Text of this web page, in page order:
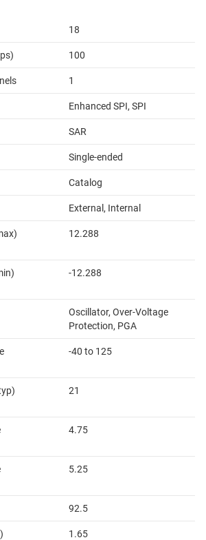
18
100
1
Enhanced SPI, SPI
SAR
Single-ended
Catalog
External, Internal
12.288
-12.288
Oscillator, Over-Voltage
Protection, PGA
-40 to 125
21
4.75
5.25
92.5
1.65